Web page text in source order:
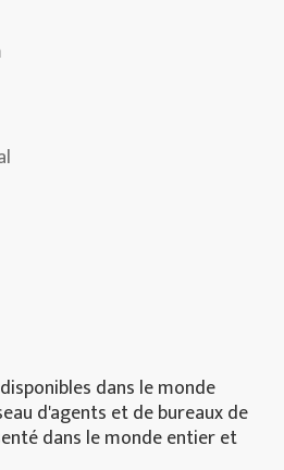
dans le monde
d'agents et de bureaux de
dans le monde entier et